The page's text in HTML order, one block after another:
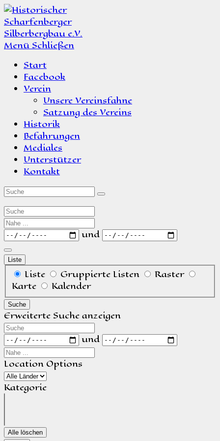
Zum
Inhalt
springen
MenüSchließen
Start
Facebook
Verein
Unsere Vereinsfahne
Satzung des Vereins
Historik
Befahrungen
Mediales
Unterstützer
Kontakt
Suche
Nahe
...
Daten und
Liste
Anzeigetyp
für
Suchergebnisse
Liste Gruppierte Listen
Raster
Karte
Kalender
Suche
Erweiterte Suche anzeigen
Suche
Daten
und
Nahe
...
Location Options
Land
Kategorie
Alle löschen